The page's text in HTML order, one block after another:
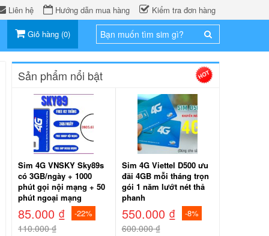
Liên hệ Hướng dẫn mua hàng Kiểm tra đơn hàng
Giỏ hàng (0)
Sản phẩm nổi bật
Sim 4G VNSKY Sky89s
có 3GB/ngày + 1000
phút gọi nội mạng + 50
phút ngoại mạng
85.000 ₫ -22%
110.000 ₫
Sim 4G Viettel D500 ưu
đãi 4GB mỗi tháng trọn
gói 1 năm lướt nét thả
phanh
550.000 ₫ -8%
600.000 ₫